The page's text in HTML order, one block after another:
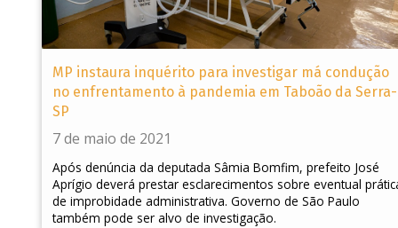
MP instaura inquérito para investigar má condução
no enfrentamento à pandemia em Taboão da Serra-
SP
7 de maio de 2021
Após denúncia da deputada Sâmia Bomfim, prefeito José
Aprígio deverá prestar esclarecimentos sobre eventual
de improbidade administrativa. Governo de São Paulo
também pode ser alvo de investigação.